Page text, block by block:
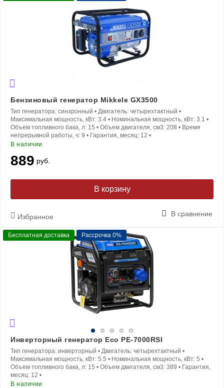
Бензиновый генератор Mikkele GX3500
Тип генератора: синхронный • Двигатель: четырехтактный •
Максимальная мощность, кВт: 3.4 • Номинальная мощность, кВт: 3.1 •
Объем топливного бака, л: 15 • Объем двигателя, см3: 208 • Время
непрерывной работы, ч: 9 • Гарантия, месяц: 12 •
В наличии
889 руб.
В корзину
Избранное В сравнение
Бесплатная доставка Рассрочка 0%
Инверторный генератор Eco PE-7000RSI
Тип генератора: инверторный • Двигатель: четырехтактный •
Максимальная мощность, кВт: 5.5 • Номинальная мощность, кВт: 5 •
Объем топливного бака, л: 15 • Объем двигателя, см3: 389 • Гарантия,
месяц: 12 •
В наличии